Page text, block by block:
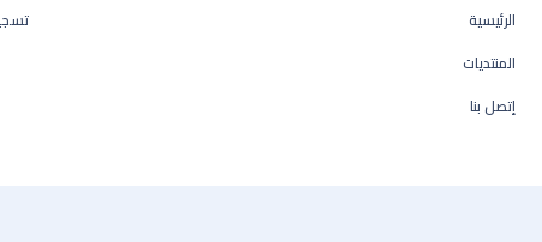
الرئيسية
المنتديات
إتصل بنا